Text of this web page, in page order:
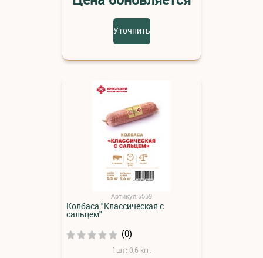
Уточнить
Артикул:5559
Колбаса "Классическая с
сальцем"
(0)
1шт: 0,6 кгг.